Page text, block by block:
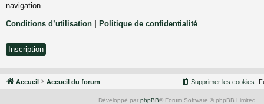
navigation.
Conditions d’utilisation | Politique de confidentialité
Inscription
Accueil Accueil du forum Supprimer les cookies
Développé par phpBB® Forum Software © phpBB Limited